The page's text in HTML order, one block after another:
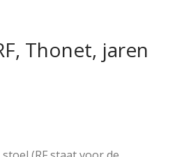
Thonet, jaren